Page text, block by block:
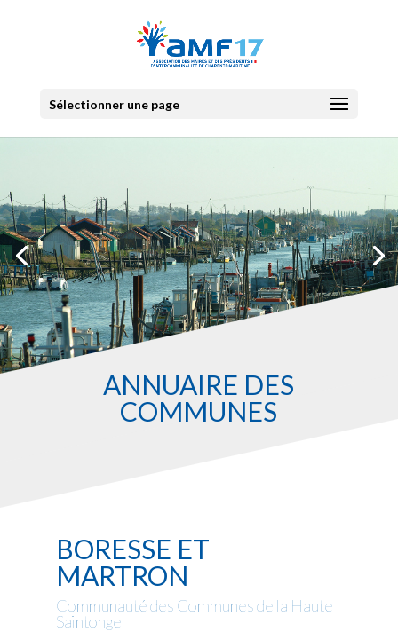
Sélectionner une page
ANNUAIRE DES
COMMUNES
BORESSE ET
MARTRON
Communauté des Communes de la Haute
Saintonge